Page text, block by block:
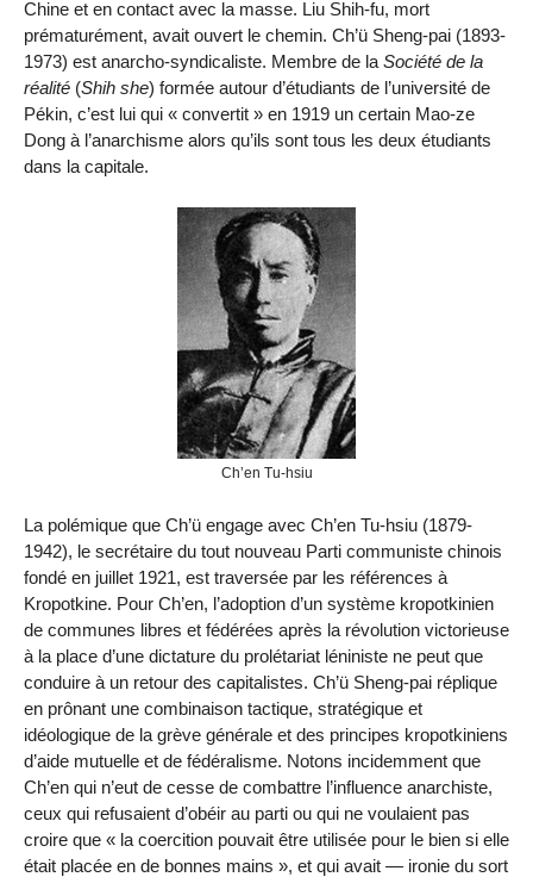
Chine et en contact avec la masse. Liu Shih-fu, mort
prématurément, avait ouvert le chemin. Ch’ü Sheng-pai (1893-
1973) est anarcho-syndicaliste. Membre de la Société de la
réalité (Shih she) formée autour d’étudiants de l’université de
Pékin, c’est lui qui « convertit » en 1919 un certain Mao-ze
Dong à l’anarchisme alors qu’ils sont tous les deux étudiants
dans la capitale.
Ch’en Tu-hsiu
La polémique que Ch’ü engage avec Ch’en Tu-hsiu (1879-
1942), le secrétaire du tout nouveau Parti communiste chinois
fondé en juillet 1921, est traversée par les références à
Kropotkine. Pour Ch’en, l’adoption d’un système kropotkinien
de communes libres et fédérées après la révolution victorieuse
à la place d’une dictature du prolétariat léniniste ne peut que
conduire à un retour des capitalistes. Ch’ü Sheng-pai réplique
en prônant une combinaison tactique, stratégique et
idéologique de la grève générale et des principes kropotkiniens
d’aide mutuelle et de fédéralisme. Notons incidemment que
Ch’en qui n’eut de cesse de combattre l’influence anarchiste,
ceux qui refusaient d’obéir au parti ou qui ne voulaient pas
croire que « la coercition pouvait être utilisée pour le bien si elle
était placée en de bonnes mains », et qui avait — ironie du sort